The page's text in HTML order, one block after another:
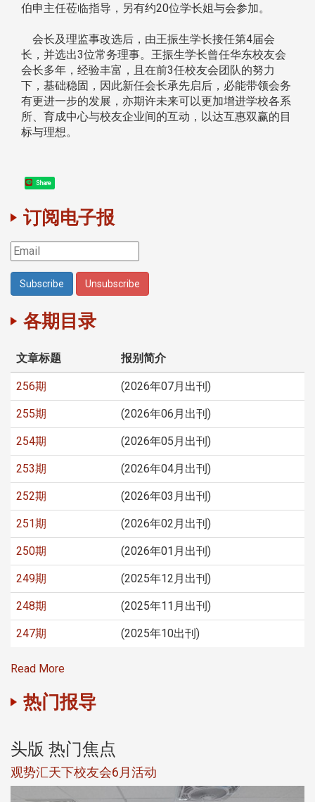
伯申主任莅临指导，另有约20位学长姐与会参加。
会长及理监事改选后，由王振生学长接任第4届会
长，并选出3位常务理事。王振生学长曾任华东校友会
会长多年，经验丰富，且在前3任校友会团队的努力
下，基础稳固，因此新任会长承先启后，必能带领会务
有更进一步的发展，亦期许未来可以更加增进学校各系
所、育成中心与校友企业间的互动，以达互惠双赢的目
标与理想。
Share
订阅电子报
各期目录
文章标题 报别简介
256期 (2026年07月出刊)
255期 (2026年06月出刊)
254期 (2026年05月出刊)
253期 (2026年04月出刊)
252期 (2026年03月出刊)
251期 (2026年02月出刊)
250期 (2026年01月出刊)
249期 (2025年12月出刊)
248期 (2025年11月出刊)
247期 (2025年10出刊)
Read More
热门报导
头版 热门焦点
观势汇天下校友会6月活动